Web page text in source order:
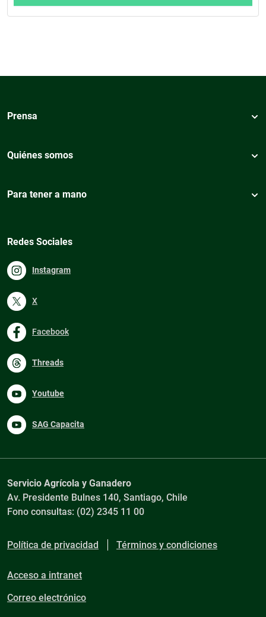
Prensa
Quiénes somos
Para tener a mano
Redes Sociales
Instagram
X
Facebook
Threads
Youtube
SAG Capacita
Servicio Agrícola y Ganadero
Av. Presidente Bulnes 140, Santiago, Chile
Fono consultas: (02) 2345 11 00
Política de privacidad Términos y condiciones
Acceso a intranet
Correo electrónico